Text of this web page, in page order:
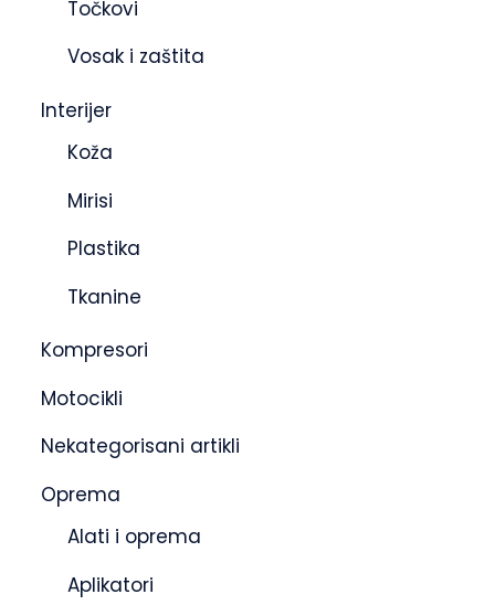
Točkovi
Vosak i zaštita
Interijer
Koža
Mirisi
Plastika
Tkanine
Kompresori
Motocikli
Nekategorisani artikli
Oprema
Alati i oprema
Aplikatori